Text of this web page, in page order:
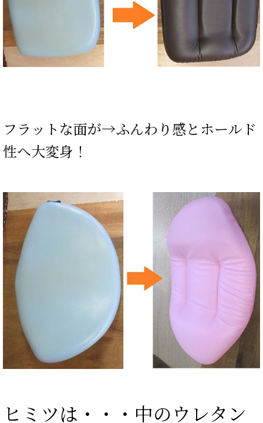
フラットな面が→ふんわり感とホールド
性へ大変身！
ヒミツは・・・中のウレタン